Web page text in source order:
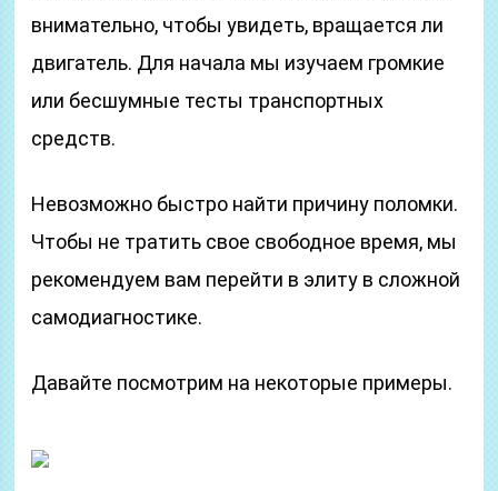
внимательно, чтобы увидеть, вращается ли
двигатель. Для начала мы изучаем громкие
или бесшумные тесты транспортных
средств.
Невозможно быстро найти причину поломки.
Чтобы не тратить свое свободное время, мы
рекомендуем вам перейти в элиту в сложной
самодиагностике.
Давайте посмотрим на некоторые примеры.